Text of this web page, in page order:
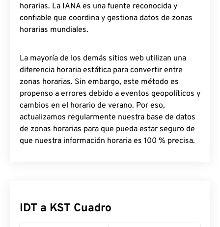
horarias. La IANA es una fuente reconocida y
confiable que coordina y gestiona datos de zonas
horarias mundiales.
La mayoría de los demás sitios web utilizan una
diferencia horaria estática para convertir entre
zonas horarias. Sin embargo, este método es
propenso a errores debido a eventos geopolíticos y
cambios en el horario de verano. Por eso,
actualizamos regularmente nuestra base de datos
de zonas horarias para que pueda estar seguro de
que nuestra información horaria es 100 % precisa.
IDT a KST Cuadro